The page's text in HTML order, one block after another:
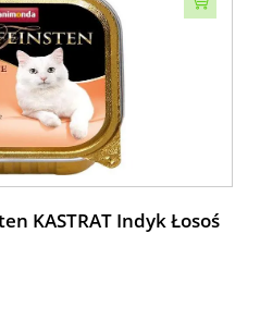
KASTRAT Indyk Łosoś